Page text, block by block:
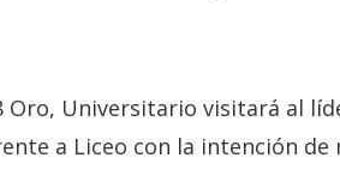
Oro, Universitario visitará al
a Liceo con la intención de